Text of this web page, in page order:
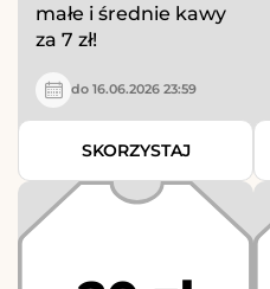
małe i średnie kawy
za 7 zł!
do 16.06.2026 23:59
SKORZYSTAJ